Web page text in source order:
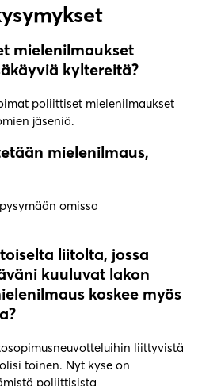
mielenilmaukset
kyltereitä?
poliittiset mielenilmaukset
jäseniä.
mielenilmaus,
omissa
liitolta, jossa
kuuluvat lakon
koskee myös
liittyvistä
toinen. Nyt kyse on
poliittisista